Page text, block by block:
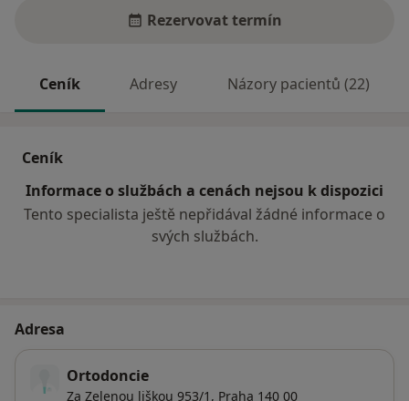
Rezervovat termín
Ceník Adresy Názory pacientů (22)
Ceník
Informace o službách a cenách nejsou k dispozici
Tento specialista ještě nepřidával žádné informace o
svých službách.
Adresa
Ortodoncie
Za Zelenou liškou 953/1, Praha 140 00